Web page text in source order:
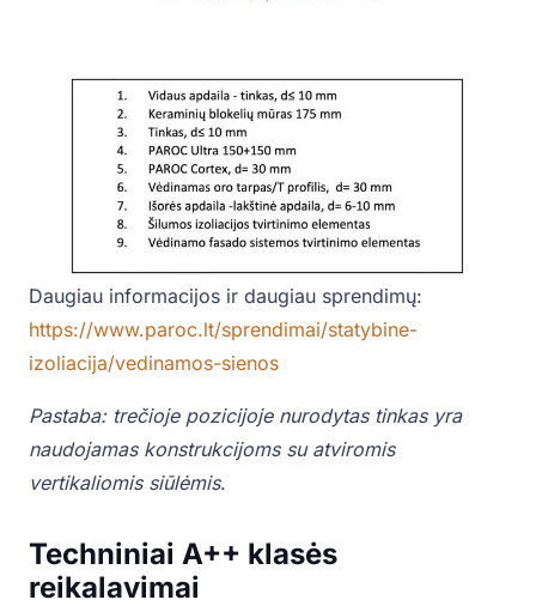
Daugiau informacijos ir daugiau sprendimų:
https://www.paroc.lt/sprendimai/statybine-
izoliacija/vedinamos-sienos
Pastaba: trečioje pozicijoje nurodytas tinkas yra
naudojamas konstrukcijoms su atviromis
vertikaliomis siūlėmis.
Techniniai A++ klasės
reikalavimai